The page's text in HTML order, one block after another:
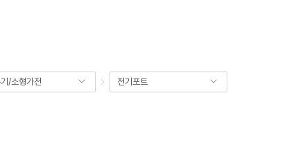
/소형가전 전기포트